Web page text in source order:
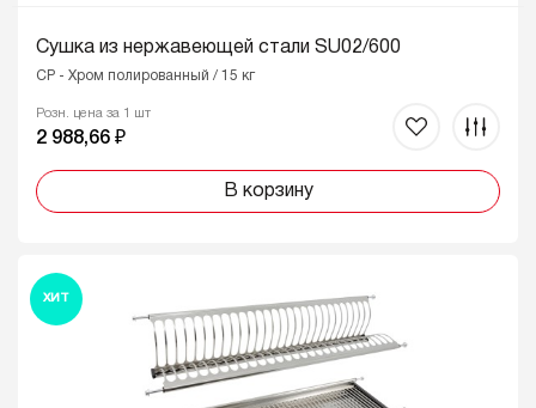
Сушка из нержавеющей стали SU02/600
CP - Хром полированный / 15 кг
Розн. цена за 1 шт
2 988,66 ₽
В корзину
ХИТ